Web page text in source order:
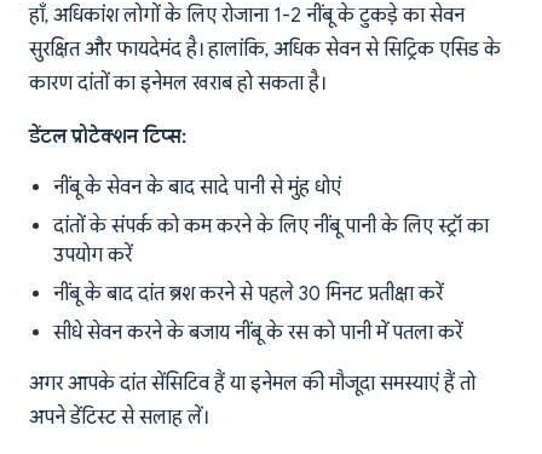
हाँ, अधिकांश लोगों के लिए रोजाना 1-2 नींबू के टुकड़े का सेवन
सुरक्षित और फायदेमंद है। हालांकि, अधिक सेवन से सिट्रिक एसिड के
कारण दांतों का इनेमल खराब हो सकता है।
डेंटल प्रोटेक्शन टिप्स:
नींबू के सेवन के बाद सादे पानी से मुंह धोएं
दांतों के संपर्क को कम करने के लिए नींबू पानी के लिए स्ट्रॉ का
उपयोग करें
नींबू के बाद दांत ब्रश करने से पहले 30 मिनट प्रतीक्षा करें
सीधे सेवन करने के बजाय नींबू के रस को पानी में पतला करें
अगर आपके दांत सेंसिटिव हैं या इनेमल की मौजूदा समस्याएं हैं तो
अपने डेंटिस्ट से सलाह लें।